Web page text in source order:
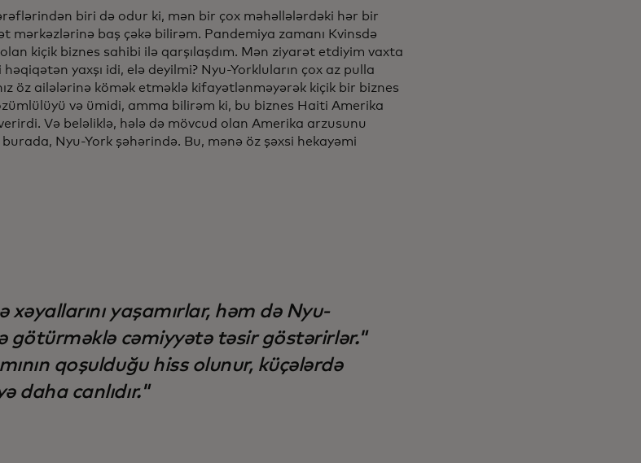
biri də odur ki, mən bir çox məhəllələrdəki hər bir
mərkəzlərinə baş çəkə bilirəm. Pandemiya zamanı Kvinsdə
kiçik biznes sahibi ilə qarşılaşdım. Mən ziyarət etdiyim vaxta
yaxşı idi, elə deyilmi? Nyu-Yorkluların çox az pulla
öz ailələrinə kömək etməklə kifayətlənməyərək kiçik bir biznes
və ümidi, amma bilirəm ki, bu biznes Haiti Amerika
Və beləliklə, hələ də mövcud olan Amerika arzusunu
Nyu-York şəhərində. Bu, mənə öz şəxsi hekayəmi
xəyallarını yaşamırlar, həm də Nyu-
götürməklə cəmiyyətə təsir göstərirlər."
qoşulduğu hiss olunur, küçələrdə
daha canlıdır."